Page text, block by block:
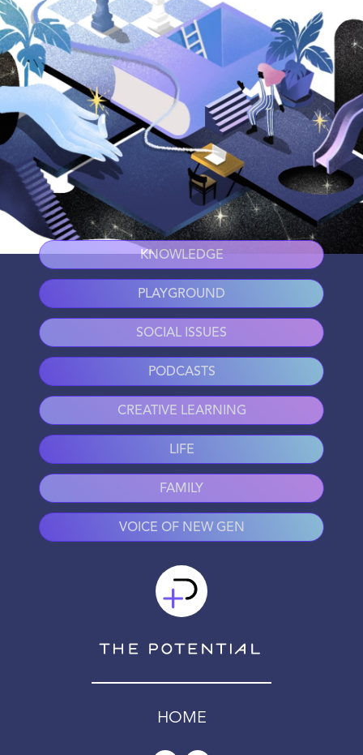
KNOWLEDGE
PLAYGROUND
SOCIAL ISSUES
PODCASTS
CREATIVE LEARNING
LIFE
FAMILY
VOICE OF NEW GEN
HOME